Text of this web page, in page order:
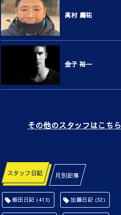
高村 庸祐
金子 裕一
その他のスタッフはこちら
スタッフ日記 月別記事
飯田日記 (413) 加藤日記 (32)